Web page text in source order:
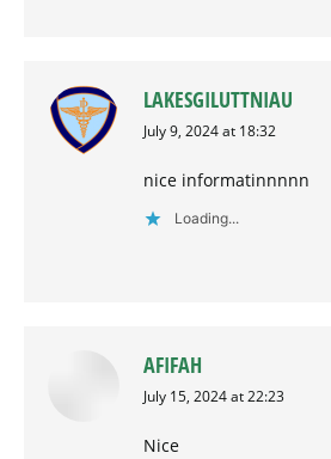
LAKESGILUTTNIAU
says:
July 9, 2024 at 18:32
nice informatinnnnn
Loading...
AFIFAH
says:
July 15, 2024 at 22:23
Nice